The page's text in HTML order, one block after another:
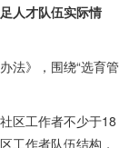
人才队伍实际情
法》，围绕“选育管
区工作者不少于18
工作者队伍结构，